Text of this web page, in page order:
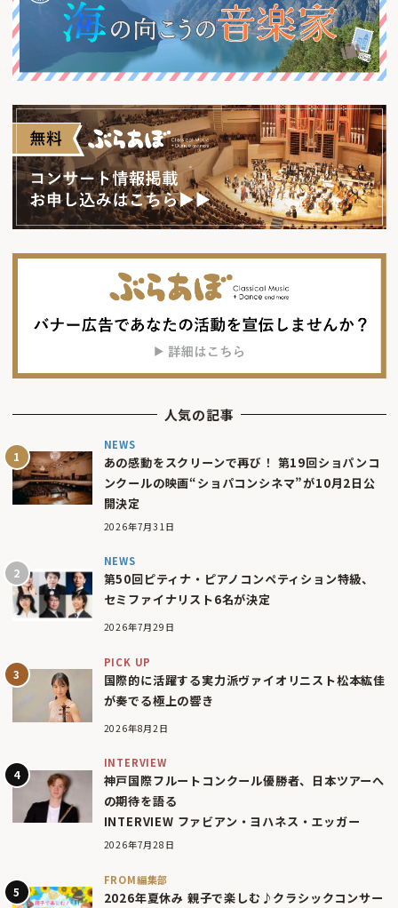
人気の記事
NEWS
あの感動をスクリーンで再び！ 第19回ショパンコ
ンクールの映画“ショパコンシネマ”が10月2日公
開決定
2026年7月31日
NEWS
第50回ピティナ・ピアノコンペティション特級、
セミファイナリスト6名が決定
2026年7月29日
PICK UP
国際的に活躍する実力派ヴァイオリニスト松本紘佳
が奏でる極上の響き
2026年8月2日
INTERVIEW
神戸国際フルートコンクール優勝者、日本ツアーへ
の期待を語る
INTERVIEW ファビアン・ヨハネス・エッガー
2026年7月28日
FROM編集部
2026年夏休み 親子で楽しむ♪クラシックコンサー